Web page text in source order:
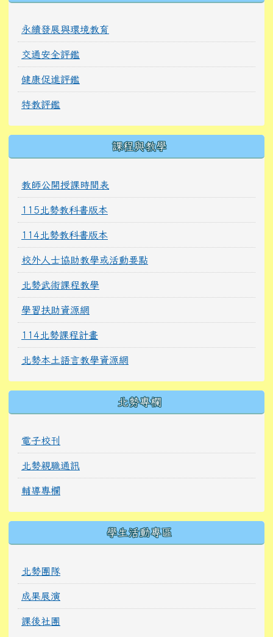
永續發展與環境教育
交通安全評鑑
健康促進評鑑
特教評鑑
課程與教學
教師公開授課時間表
115北勢教科書版本
114北勢教科書版本
校外人士協助教學或活動要點
北勢武術課程教學
學習扶助資源網
114北勢課程計畫
北勢本土語言教學資源網
北勢專欄
電子校刊
北勢親職通訊
輔導專欄
學生活動專區
北勢團隊
成果展演
課後社團